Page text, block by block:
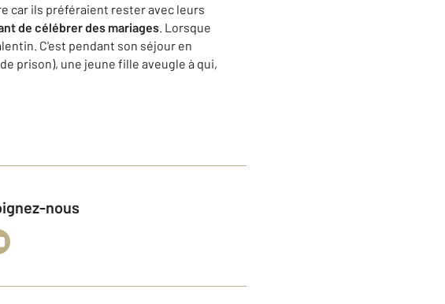
car ils préféraient rester avec leurs
de célébrer des mariages. Lorsque
C'est pendant son séjour en
prison), une jeune fille aveugle à qui,
nous